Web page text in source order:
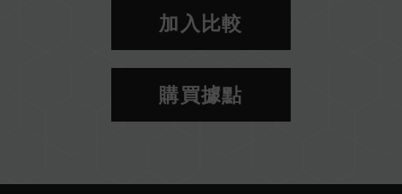
中國新型專利（證書號：CN 223108540 U）
加入比較
購買據點